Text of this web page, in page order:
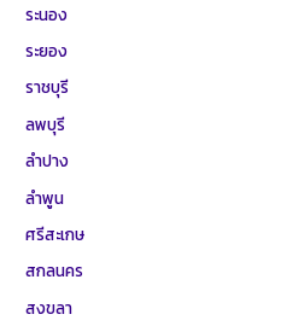
ระนอง
ระยอง
ราชบุรี
ลพบุรี
ลำปาง
ลำพูน
ศรีสะเกษ
สกลนคร
สงขลา